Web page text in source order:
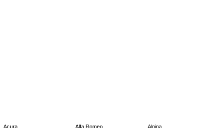
Acura Alfa Romeo Alpina